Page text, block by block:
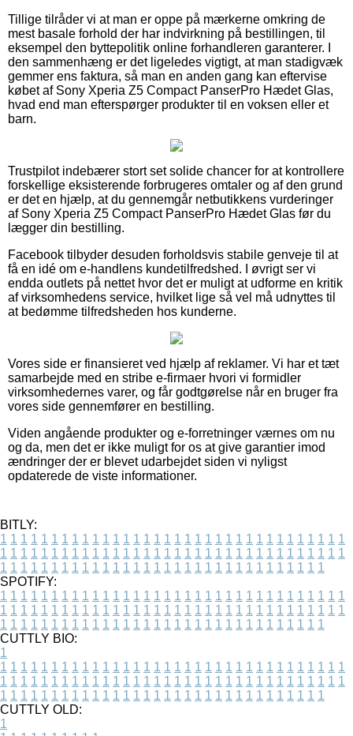
Tillige tilråder vi at man er oppe på mærkerne omkring de
mest basale forhold der har indvirkning på bestillingen, til
eksempel den byttepolitik online forhandleren garanterer. I
den sammenhæng er det ligeledes vigtigt, at man stadigvæk
gemmer ens faktura, så man en anden gang kan eftervise
købet af Sony Xperia Z5 Compact PanserPro Hædet Glas,
hvad end man efterspørger produkter til en voksen eller et
barn.
Trustpilot indebærer stort set solide chancer for at kontrollere
forskellige eksisterende forbrugeres omtaler og af den grund
er det en hjælp, at du gennemgår netbutikkens vurderinger
af Sony Xperia Z5 Compact PanserPro Hædet Glas før du
lægger din bestilling.
Facebook tilbyder desuden forholdsvis stabile genveje til at
få en idé om e-handlens kundetilfredshed. I øvrigt ser vi
endda outlets på nettet hvor det er muligt at udforme en kritik
af virksomhedens service, hvilket lige så vel må udnyttes til
at bedømme tilfredsheden hos kunderne.
Vores side er finansieret ved hjælp af reklamer. Vi har et tæt
samarbejde med en stribe e-firmaer hvori vi formidler
virksomhedernes varer, og får godtgørelse når en bruger fra
vores side gennemfører en bestilling.
Viden angående produkter og e-forretninger værnes om nu
og da, men det er ikke muligt for os at give garantier imod
ændringer der er blevet udarbejdet siden vi nyligst
opdaterede de viste informationer.
BITLY:
1 1 1 1 1 1 1 1 1 1 1 1 1 1 1 1 1 1 1 1 1 1 1 1 1 1 1 1 1 1 1 1 1 1
1 1 1 1 1 1 1 1 1 1 1 1 1 1 1 1 1 1 1 1 1 1 1 1 1 1 1 1 1 1 1 1 1 1
1 1 1 1 1 1 1 1 1 1 1 1 1 1 1 1 1 1 1 1 1 1 1 1 1 1 1 1 1 1 1 1
SPOTIFY:
1 1 1 1 1 1 1 1 1 1 1 1 1 1 1 1 1 1 1 1 1 1 1 1 1 1 1 1 1 1 1 1 1 1
1 1 1 1 1 1 1 1 1 1 1 1 1 1 1 1 1 1 1 1 1 1 1 1 1 1 1 1 1 1 1 1 1 1
1 1 1 1 1 1 1 1 1 1 1 1 1 1 1 1 1 1 1 1 1 1 1 1 1 1 1 1 1 1 1 1
CUTTLY BIO:
1
1 1 1 1 1 1 1 1 1 1 1 1 1 1 1 1 1 1 1 1 1 1 1 1 1 1 1 1 1 1 1 1 1 1
1 1 1 1 1 1 1 1 1 1 1 1 1 1 1 1 1 1 1 1 1 1 1 1 1 1 1 1 1 1 1 1 1 1
1 1 1 1 1 1 1 1 1 1 1 1 1 1 1 1 1 1 1 1 1 1 1 1 1 1 1 1 1 1 1 1
CUTTLY OLD:
1